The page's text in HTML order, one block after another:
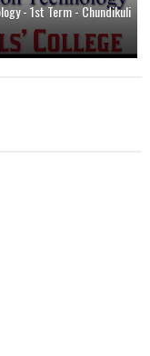
- 1st Term - Chundikuli